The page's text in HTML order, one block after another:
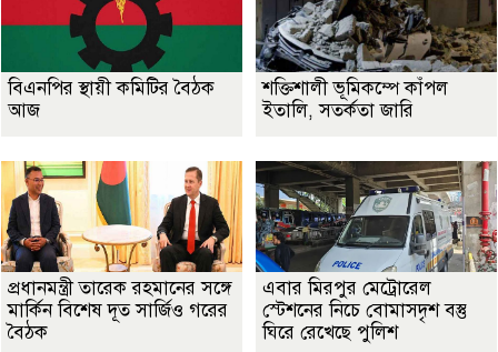
বিএনপির স্থায়ী কমিটির বৈঠক
আজ
শক্তিশালী ভূমিকম্পে কাঁপল
ইতালি, সতর্কতা জারি
প্রধানমন্ত্রী তারেক রহমানের সঙ্গে
মার্কিন বিশেষ দূত সার্জিও গরের
বৈঠক
এবার মিরপুর মেট্রোরেল
স্টেশনের নিচে বোমাসদৃশ বস্তু
ঘিরে রেখেছে পুলিশ